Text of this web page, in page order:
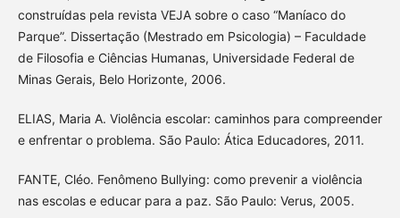
construídas pela revista VEJA sobre o caso “Maníaco do
Parque”. Dissertação (Mestrado em Psicologia) – Faculdade
de Filosofia e Ciências Humanas, Universidade Federal de
Minas Gerais, Belo Horizonte, 2006.
ELIAS, Maria A. Violência escolar: caminhos para compreender
e enfrentar o problema. São Paulo: Ática Educadores, 2011.
FANTE, Cléo. Fenômeno Bullying: como prevenir a violência
nas escolas e educar para a paz. São Paulo: Verus, 2005.